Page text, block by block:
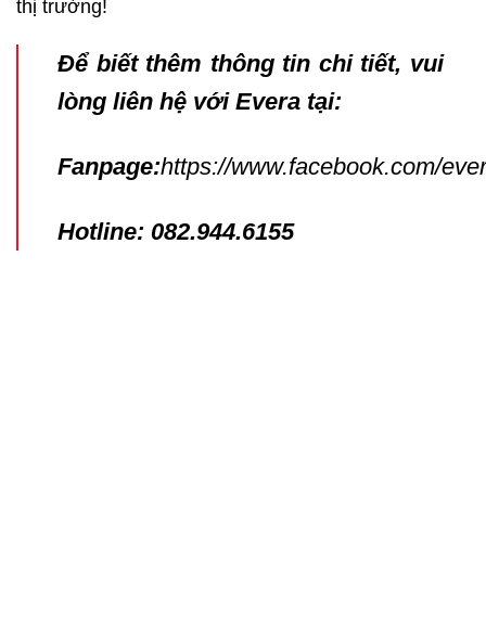
thị trường!
Để biết thêm thông tin chi tiết, vui
lòng liên hệ với Evera tại:
Fanpage:https://www.facebook.com/
Hotline: 082.944.6155